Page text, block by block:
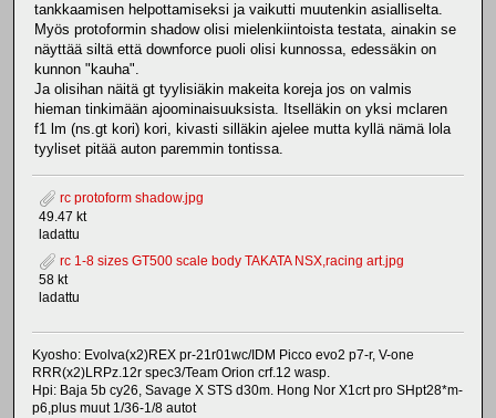
tankkaamisen helpottamiseksi ja vaikutti muutenkin asialliselta.
Myös protoformin shadow olisi mielenkiintoista testata, ainakin se
näyttää siltä että downforce puoli olisi kunnossa, edessäkin on
kunnon "kauha".
Ja olisihan näitä gt tyylisiäkin makeita koreja jos on valmis
hieman tinkimään ajoominaisuuksista. Itselläkin on yksi mclaren
f1 lm (ns.gt kori) kori, kivasti silläkin ajelee mutta kyllä nämä lola
tyyliset pitää auton paremmin tontissa.
rc protoform shadow.jpg
49.47 kt
ladattu
rc 1-8 sizes GT500 scale body TAKATA NSX,racing art.jpg
58 kt
ladattu
Kyosho: Evolva(x2)REX pr-21r01wc/IDM Picco evo2 p7-r, V-one
RRR(x2)LRPz.12r spec3/Team Orion crf.12 wasp.
Hpi: Baja 5b cy26, Savage X STS d30m. Hong Nor X1crt pro SHpt28*m-
p6,plus muut 1/36-1/8 autot